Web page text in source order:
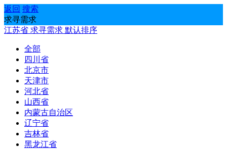
返回 搜索
求寻需求
江苏省 求寻需求 默认排序
全部
四川省
北京市
天津市
河北省
山西省
内蒙古自治区
辽宁省
吉林省
黑龙江省